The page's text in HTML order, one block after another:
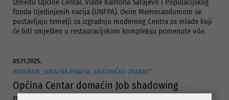
između Općine Centar, Vlade Kantona Sarajevo i Populacijskog
fonda Ujedinjenih nacija (UNFPA). Ovim Memorandumom se
postavljaju temelji za izgradnju modernog Centra za mlade koji
će biti smješten u restauracijskom kompleksu pomenute vile.
05.11.2025.
PROGRAM „LOKALNA PRAKSA, ZAJEDNIČKO ZNANJE!“
Općina Centar domaćin Job shadowing